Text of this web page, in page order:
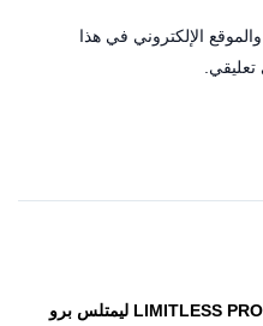
الإلكتروني في هذا
تعليقي.
كبسولات LIMITLESS PRO AGING ليمتلس برو